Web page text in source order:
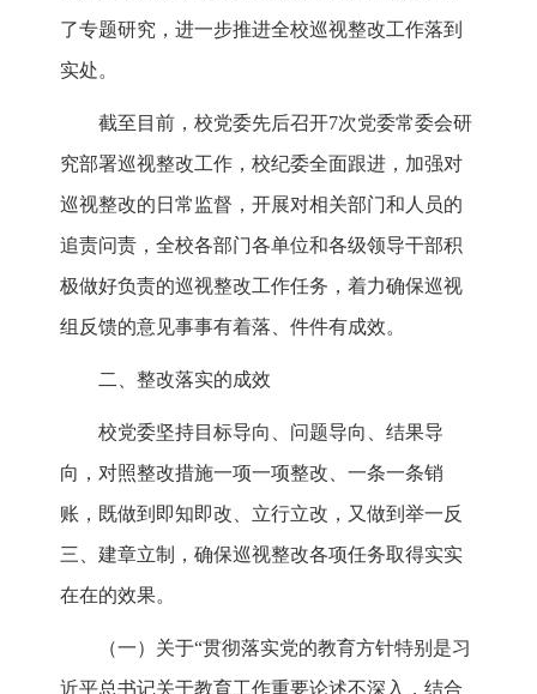
了专题研究，进一步推进全校巡视整改工作落到
实处。
截至目前，校党委先后召开7次党委常委会研
究部署巡视整改工作，校纪委全面跟进，加强对
巡视整改的日常监督，开展对相关部门和人员的
追责问责，全校各部门各单位和各级领导干部积
极做好负责的巡视整改工作任务，着力确保巡视
组反馈的意见事事有着落、件件有成效。
二、整改落实的成效
校党委坚持目标导向、问题导向、结果导
向，对照整改措施一项一项整改、一条一条销
账，既做到即知即改、立行立改，又做到举一反
三、建章立制，确保巡视整改各项任务取得实实
在在的效果。
（一）关于“贯彻落实党的教育方针特别是习
近平总书记关于教育工作重要论述不深入，结合